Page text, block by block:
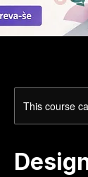
This course